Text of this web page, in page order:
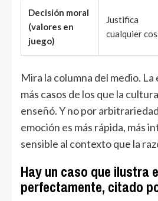
Decisión moral
(valores en
juego)
Justifica
cualquier
Mira la columna del medio. La
más casos de los que la
enseñó. Y no por
emoción es más rápida, más
sensible al contexto que la
Hay un caso que ilustra
perfectamente, citado